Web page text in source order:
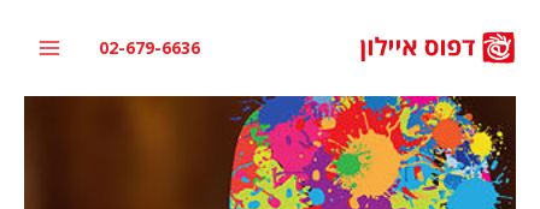
לתוכן
02-679-6636